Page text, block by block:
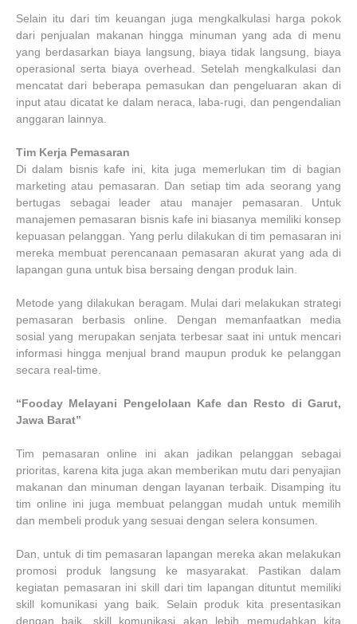
Selain itu dari tim keuangan juga mengkalkulasi harga pokok
dari penjualan makanan hingga minuman yang ada di menu
yang berdasarkan biaya langsung, biaya tidak langsung, biaya
operasional serta biaya overhead. Setelah mengkalkulasi dan
mencatat dari beberapa pemasukan dan pengeluaran akan di
input atau dicatat ke dalam neraca, laba-rugi, dan pengendalian
anggaran lainnya.
Tim Kerja Pemasaran
Di dalam bisnis kafe ini, kita juga memerlukan tim di bagian
marketing atau pemasaran. Dan setiap tim ada seorang yang
bertugas sebagai leader atau manajer pemasaran. Untuk
manajemen pemasaran bisnis kafe ini biasanya memiliki konsep
kepuasan pelanggan. Yang perlu dilakukan di tim pemasaran ini
mereka membuat perencanaan pemasaran akurat yang ada di
lapangan guna untuk bisa bersaing dengan produk lain.
Metode yang dilakukan beragam. Mulai dari melakukan strategi
pemasaran berbasis online. Dengan memanfaatkan media
sosial yang merupakan senjata terbesar saat ini untuk mencari
informasi hingga menjual brand maupun produk ke pelanggan
secara real-time.
“Fooday Melayani Pengelolaan Kafe dan Resto di Garut,
Jawa Barat”
Tim pemasaran online ini akan jadikan pelanggan sebagai
prioritas, karena kita juga akan memberikan mutu dari penyajian
makanan dan minuman dengan layanan terbaik. Disamping itu
tim online ini juga membuat pelanggan mudah untuk memilih
dan membeli produk yang sesuai dengan selera konsumen.
Dan, untuk di tim pemasaran lapangan mereka akan melakukan
promosi produk langsung ke masyarakat. Pastikan dalam
kegiatan pemasaran ini skill dari tim lapangan dituntut memiliki
skill komunikasi yang baik. Selain produk kita presentasikan
dengan baik, skill komunikasi akan lebih memudahkan kita